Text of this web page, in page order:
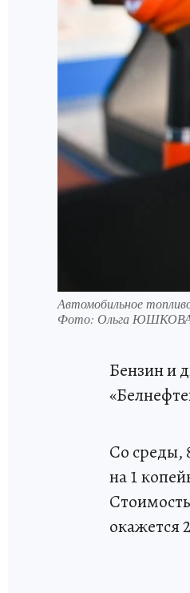
Автомобильное
Фото: Ольга
Бензин и
Со среды,
на 1
окажется